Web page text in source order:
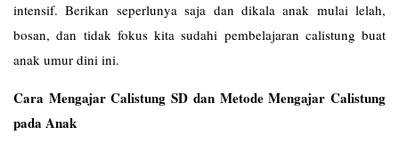
intensif. Berikan seperlunya saja dan dikala anak mulai lelah,
bosan, dan tidak fokus kita sudahi pembelajaran calistung buat
anak umur dini ini.
Cara Mengajar Calistung SD dan Metode Mengajar Calistung
pada Anak